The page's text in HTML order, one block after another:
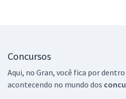
Concursos
Aqui, no Gran, você fica por
acontecendo no mundo dos